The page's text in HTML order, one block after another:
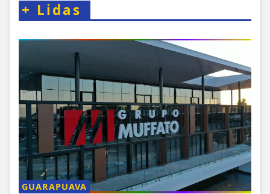
+ Lidas
GUARAPUAVA